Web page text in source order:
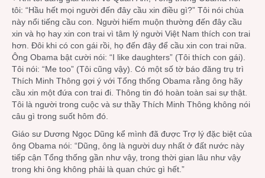
tôi: “Hầu hết mọi người đến đây cầu xin điều gì?” Tôi nói chùa
này nổi tiếng cầu con. Người hiếm muộn thường đến đây cầu
xin và họ hay xin con trai vì tâm lý người Việt Nam thích con trai
hơn. Đôi khi có con gái rồi, họ đến đây để cầu xin con trai nữa.
Ông Obama bật cười nói: “I like daughters” (Tôi thích con gái).
Tôi nói: “Me too” (Tôi cũng vậy). Có một số tờ báo đăng trụ trì
Thích Minh Thông gợi ý với Tổng thống Obama rằng ông hãy
cầu xin một đứa con trai đi. Thông tin đó hoàn toàn sai sự thật.
Tôi là người trong cuộc và sư thầy Thích Minh Thông không nói
câu gì trong suốt hôm đó.
Giáo sư Dương Ngọc Dũng kể mình đã được Trợ lý đặc biệt của
ông Obama nói: “Dũng, ông là người duy nhất ở đất nước này
tiếp cận Tổng thống gần như vậy, trong thời gian lâu như vậy
trong khi ông không phải là quan chức gì hết.”